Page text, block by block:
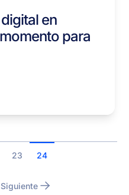
en
para
23 24
Siguiente